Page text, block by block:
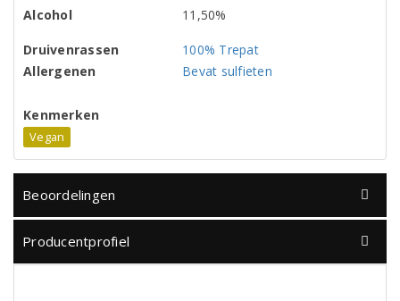
Alcohol
11,50%
Druivenrassen
100% Trepat
Allergenen
Bevat sulfieten
Kenmerken
Vegan
Beoordelingen
Producentprofiel